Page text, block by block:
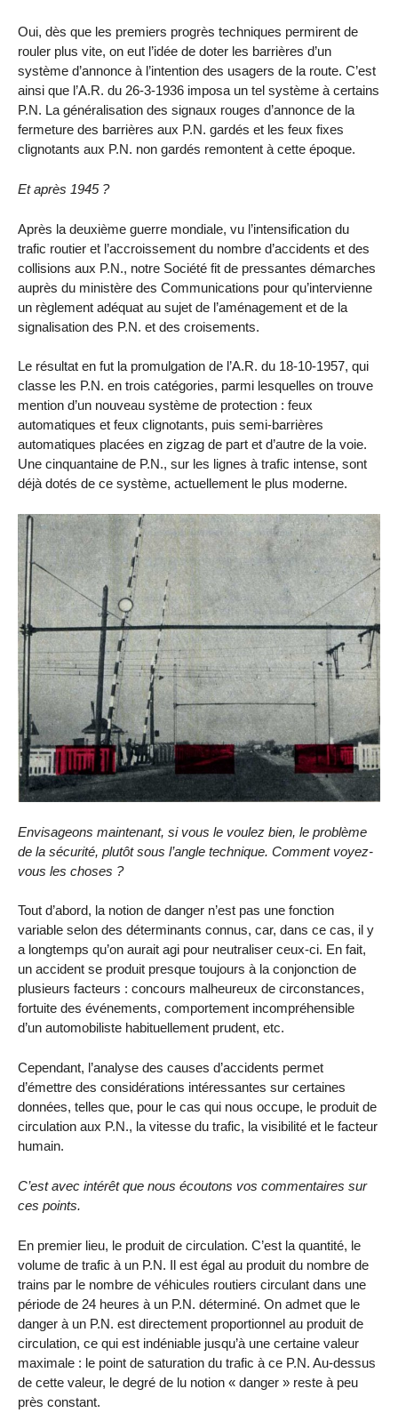
Oui, dès que les premiers progrès techniques permirent de
rouler plus vite, on eut l’idée de doter les barrières d’un
système d’annonce à l’intention des usagers de la route. C’est
ainsi que l’A.R. du 26-3-1936 imposa un tel système à certains
P.N. La généralisation des signaux rouges d’annonce de la
fermeture des barrières aux P.N. gardés et les feux fixes
clignotants aux P.N. non gardés remontent à cette époque.
Et après 1945 ?
Après la deuxième guerre mondiale, vu l’intensification du
trafic routier et l’accroissement du nombre d’accidents et des
collisions aux P.N., notre Société fit de pressantes démarches
auprès du ministère des Communications pour qu’intervienne
un règlement adéquat au sujet de l’aménagement et de la
signalisation des P.N. et des croisements.
Le résultat en fut la promulgation de l’A.R. du 18-10-1957, qui
classe les P.N. en trois catégories, parmi lesquelles on trouve
mention d’un nouveau système de protection : feux
automatiques et feux clignotants, puis semi-barrières
automatiques placées en zigzag de part et d’autre de la voie.
Une cinquantaine de P.N., sur les lignes à trafic intense, sont
déjà dotés de ce système, actuellement le plus moderne.
Envisageons maintenant, si vous le voulez bien, le problème
de la sécurité, plutôt sous l’angle technique. Comment voyez-
vous les choses ?
Tout d’abord, la notion de danger n’est pas une fonction
variable selon des déterminants connus, car, dans ce cas, il y
a longtemps qu’on aurait agi pour neutraliser ceux-ci. En fait,
un accident se produit presque toujours à la conjonction de
plusieurs facteurs : concours malheureux de circonstances,
fortuite des événements, comportement incompréhensible
d’un automobiliste habituellement prudent, etc.
Cependant, l’analyse des causes d’accidents permet
d’émettre des considérations intéressantes sur certaines
données, telles que, pour le cas qui nous occupe, le produit de
circulation aux P.N., la vitesse du trafic, la visibilité et le facteur
humain.
C’est avec intérêt que nous écoutons vos commentaires sur
ces points.
En premier lieu, le produit de circulation. C’est la quantité, le
volume de trafic à un P.N. Il est égal au produit du nombre de
trains par le nombre de véhicules routiers circulant dans une
période de 24 heures à un P.N. déterminé. On admet que le
danger à un P.N. est directement proportionnel au produit de
circulation, ce qui est indéniable jusqu’à une certaine valeur
maximale : le point de saturation du trafic à ce P.N. Au-dessus
de cette valeur, le degré de lu notion « danger » reste à peu
près constant.